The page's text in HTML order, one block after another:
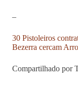
–
30 Pistoleiros
Bezerra cercam
Compartilhado por